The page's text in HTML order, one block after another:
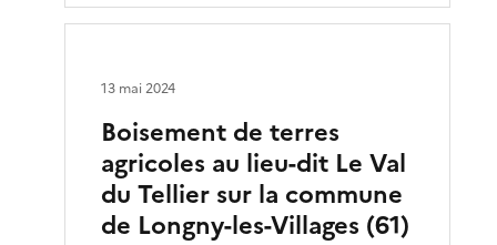
Boisement de terres
agricoles au lieu-dit Le Val
du Tellier sur la commune
de Longny-les-Villages (61)
13 mai 2024